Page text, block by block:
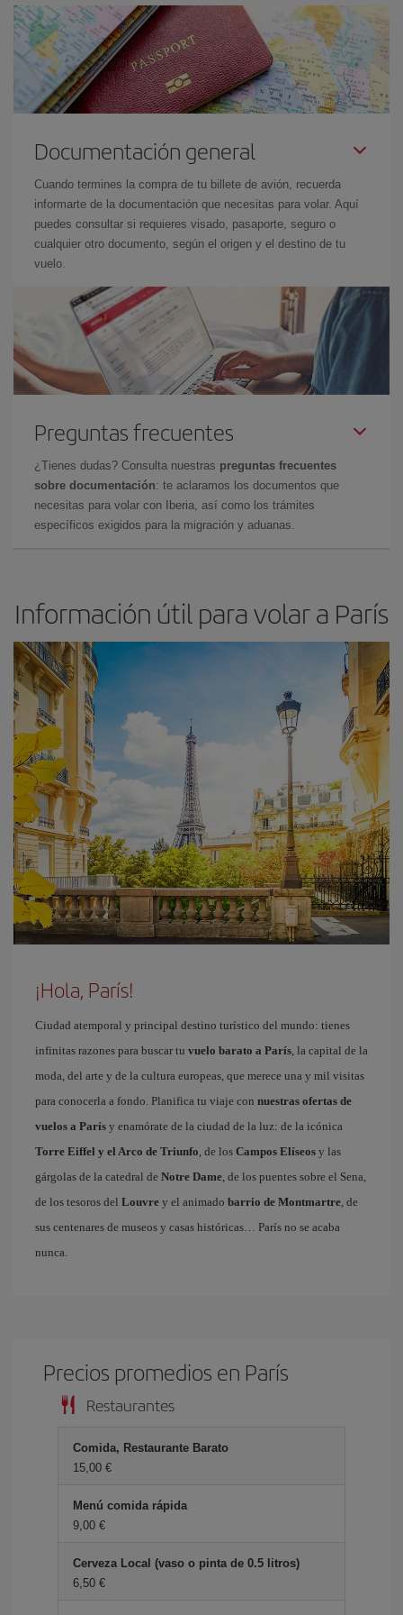
Documentación general
Cuando termines la compra de tu billete de avión, recuerda
informarte de la documentación que necesitas para volar. Aquí
puedes consultar si requieres visado, pasaporte, seguro o
cualquier otro documento, según el origen y el destino de tu
vuelo.
Preguntas frecuentes
¿Tienes dudas? Consulta nuestras preguntas frecuentes
sobre documentación: te aclaramos los documentos que
necesitas para volar con Iberia, así como los trámites
específicos exigidos para la migración y aduanas.
Información útil para volar a París
¡Hola, París!
Ciudad atemporal y principal destino turístico del mundo: tienes
infinitas razones para buscar tu vuelo barato a París, la capital de la
moda, del arte y de la cultura europeas, que merece una y mil visitas
para conocerla a fondo. Planifica tu viaje con nuestras ofertas de
vuelos a París y enamórate de la ciudad de la luz: de la icónica
Torre Eiffel y el Arco de Triunfo, de los Campos Elíseos y las
gárgolas de la catedral de Notre Dame, de los puentes sobre el Sena,
de los tesoros del Louvre y el animado barrio de Montmartre, de
sus centenares de museos y casas históricas… París no se acaba
nunca.
Precios promedios en París
Restaurantes
Comida, Restaurante Barato
15,00 €
Menú comida rápida
9,00 €
Cerveza Local (vaso o pinta de 0.5 litros)
6,50 €